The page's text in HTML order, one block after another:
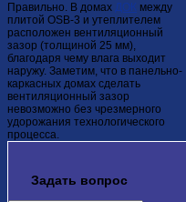
Правильно. В домах ДОК между
плитой OSB-3 и утеплителем
расположен вентиляционный
зазор (толщиной 25 мм),
благодаря чему влага выходит
наружу. Заметим, что в панельно-
каркасных домах сделать
вентиляционный зазор
невозможно без чрезмерного
удорожания технологического
процесса.
Задать вопрос